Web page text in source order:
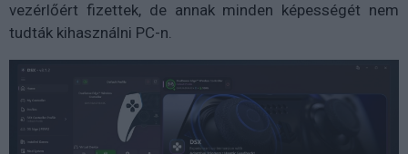
vezérlőért fizettek, de annak minden képességét nem
tudták kihasználni PC-n.